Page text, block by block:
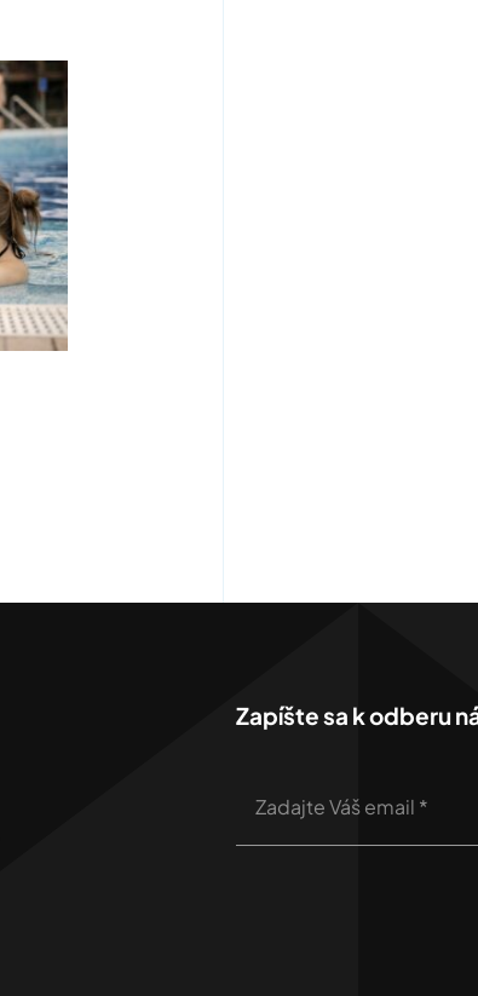
Zapíšte sa k odberu